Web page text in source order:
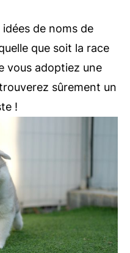
de noms de
que soit la race
vous adoptiez une
sûrement un
!